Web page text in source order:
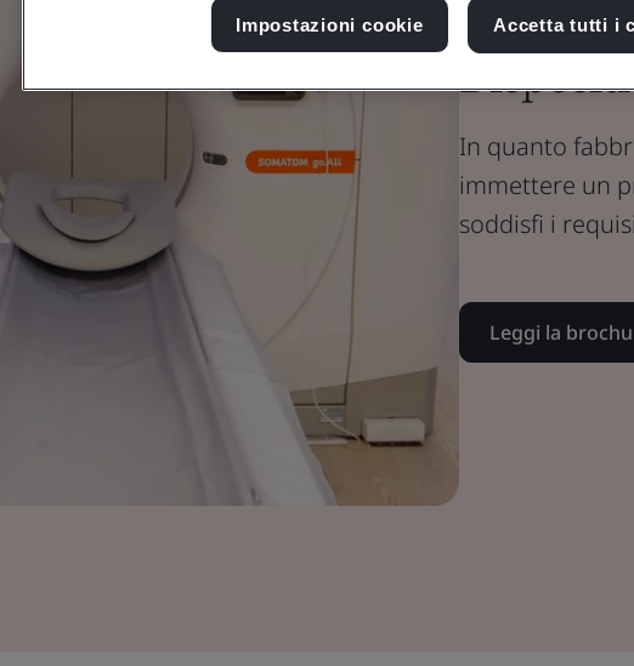
Dispositivi medici
In quanto
immettere un
soddisfi i
Leggi la
Impostazioni cookie Accetta tutti i